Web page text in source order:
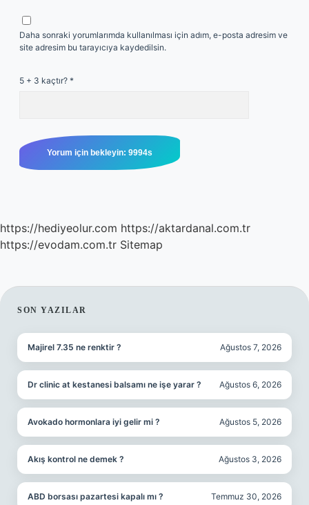
Daha sonraki yorumlarımda kullanılması için adım, e-posta adresim ve
site adresim bu tarayıcıya kaydedilsin.
5 + 3 kaçtır? *
https://hediyeolur.com https://aktardanal.com.tr
https://evodam.com.tr Sitemap
SIDEBAR
SON YAZILAR
Majirel 7.35 ne renktir ? Ağustos 7, 2026
Dr clinic at kestanesi balsamı ne işe yarar ? Ağustos 6, 2026
Avokado hormonlara iyi gelir mi ? Ağustos 5, 2026
Akış kontrol ne demek ? Ağustos 3, 2026
ABD borsası pazartesi kapalı mı ? Temmuz 30, 2026